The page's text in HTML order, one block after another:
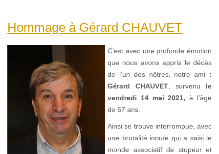
Hommage à Gérard CHAUVET
C’est avec une profonde émotion
que nous avons appris le décès
de l’un des nôtres, notre ami :
Gérard CHAUVET , survenu le
vendredi 14 mai 2021,à l’âge
de 67 ans.
Ainsi se trouve interrompue, avec
une brutalité inouïe qui a saisi le
monde associatif de stupeur et